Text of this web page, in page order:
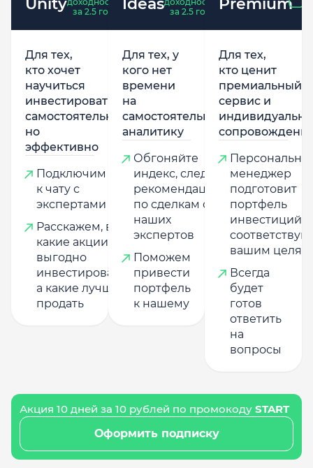
Unity за 2.5 года
Для тех,
кто хочет
научиться
инвестировать
самостоятельно,
но
эффективно
Подключим
к чату с
экспертами
Расскажем, в
какие акции
выгодно
инвестировать,
а какие лучше
продать
Ideas за 2.5 года
Для тех, у
кого нет
времени
на
самостоятельную
аналитику
Обгоняйте
индекс, следуя
рекомендациям
по сделкам от
наших
экспертов
Поможем
привести
портфель
к нашему
Premium
Для тех,
кто ценит
премиальный
сервис и
менеджер
подготовит
портфель
инвестиций,
вашим целям
Всегда
будет
готов
ответить
на
вопросы
Акция 10 дней за 10 рублей по промокоду START
Оформить подписку